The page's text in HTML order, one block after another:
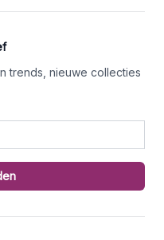
trends, nieuwe collecties